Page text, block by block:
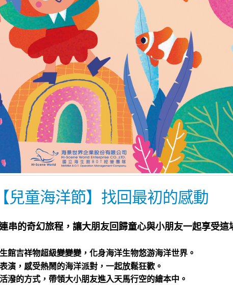
兒童海洋節】找回最初的感動
串的奇幻旅程，讓大朋友回歸童心與小朋友一起享受這
館吉祥物超級變變變，化身海洋生物悠游海洋世界。
演，感受熱鬧的海洋派對，一起放鬆狂歡。
潑的方式，帶領大小朋友進入天馬行空的繪本中。